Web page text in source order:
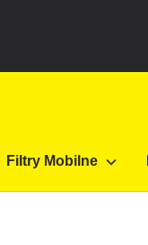
Filtry Mobilne